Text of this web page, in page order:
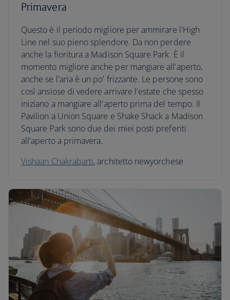
Primavera
Questo è il periodo migliore per ammirare l'High
Line nel suo pieno splendore. Da non perdere
anche la fioritura a Madison Square Park. È il
momento migliore anche per mangiare all'aperto,
anche se l'aria è un po' frizzante. Le persone sono
così ansiose di vedere arrivare l'estate che spesso
iniziano a mangiare all'aperto prima del tempo. Il
Pavilion a Union Square e Shake Shack a Madison
Square Park sono due dei miei posti preferiti
all'aperto a primavera.
Vishaan Chakrabarti, architetto newyorchese